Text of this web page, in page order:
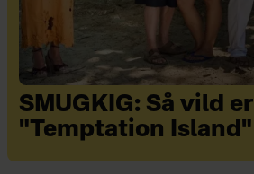
SMUGKIG: Så vild er
"Temptation Island"